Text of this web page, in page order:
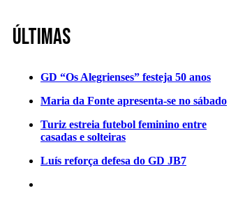
Últimas
GD “Os Alegrienses” festeja 50 anos
Maria da Fonte apresenta-se no sábado
Turiz estreia futebol feminino entre
casadas e solteiras
Luís reforça defesa do GD JB7